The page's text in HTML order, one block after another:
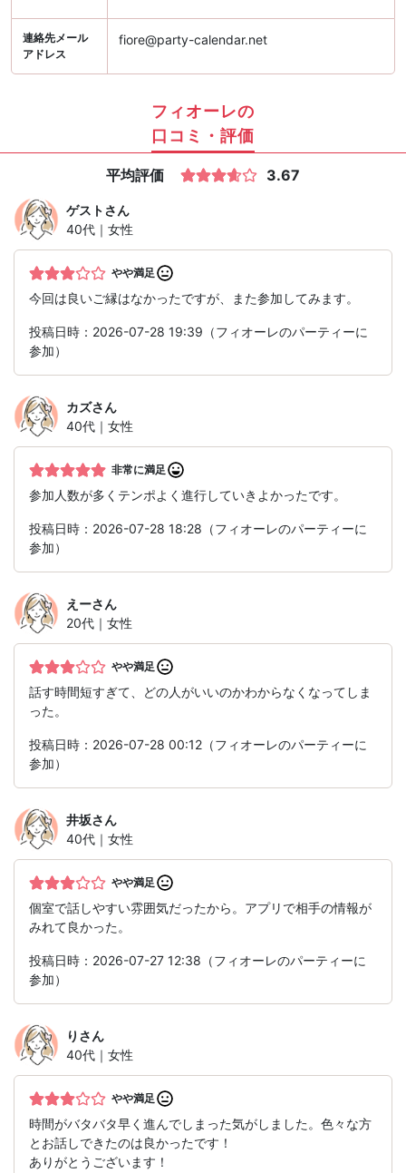
連絡先メール
アドレス
fiore@party-calendar.net
フィオーレの
口コミ・評価
平均評価 3.67
ゲストさん
40代｜女性
やや満足
今回は良いご縁はなかったですが、また参加してみます。
投稿日時：2026-07-28 19:39（フィオーレのパーティーに
参加）
カズさん
40代｜女性
非常に満足
参加人数が多くテンポよく進行していきよかったです。
投稿日時：2026-07-28 18:28（フィオーレのパーティーに
参加）
えーさん
20代｜女性
やや満足
話す時間短すぎて、どの人がいいのかわからなくなってしま
った。
投稿日時：2026-07-28 00:12（フィオーレのパーティーに
参加）
井坂さん
40代｜女性
やや満足
個室で話しやすい雰囲気だったから。アプリで相手の情報が
みれて良かった。
投稿日時：2026-07-27 12:38（フィオーレのパーティーに
参加）
り さん
40代｜女性
やや満足
時間がバタバタ早く進んでしまった気がしました。色々な方
とお話しできたのは良かったです！
ありがとうございます！